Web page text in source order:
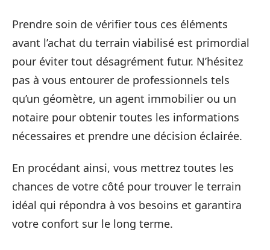
Prendre soin de vérifier tous ces éléments
avant l’achat du terrain viabilisé est primordial
pour éviter tout désagrément futur. N’hésitez
pas à vous entourer de professionnels tels
qu’un géomètre, un agent immobilier ou un
notaire pour obtenir toutes les informations
nécessaires et prendre une décision éclairée.
En procédant ainsi, vous mettrez toutes les
chances de votre côté pour trouver le terrain
idéal qui répondra à vos besoins et garantira
votre confort sur le long terme.